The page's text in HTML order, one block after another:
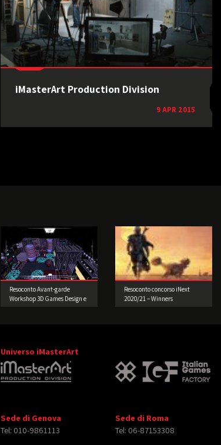
iMasterArt Production Division
9 APR 2015
Resoconto Avant-garde
Workshop 3D Games Design e
Resoconto concorso iNext
2020/21 – Winners
Universo iMasterArt
Sede di Genova
Tel: 010-9861113
Sede di Roma
Tel: 06-87153308